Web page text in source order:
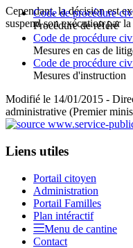
Cependant, la décision est
suspend son exécution par
Code de procédure
Procédure de référé
Code de procédure
Mesures en cas de
Code de procédure
Mesures d'instruction
Modifié le 14/01/2015 -
administrative (Premier
Liens utiles
Portail citoyen
Administration
Portail Familles
Plan intéractif
Menu de cantine
Contact